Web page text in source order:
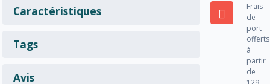
Caractéristiques
Tags
Avis
Frais
de
port
offerts
à
partir
de